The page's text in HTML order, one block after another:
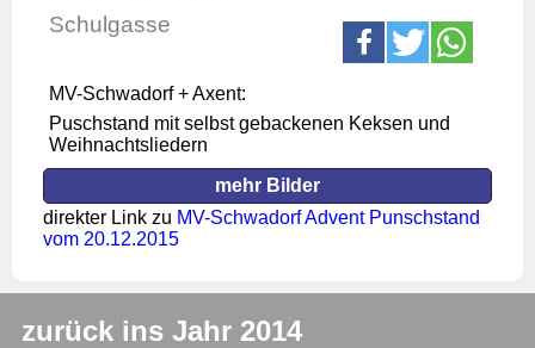
Schulgasse
MV-Schwadorf + Axent:
Puschstand mit selbst gebackenen Keksen und
Weihnachtsliedern
mehr Bilder
direkter Link zu MV-Schwadorf Advent Punschstand
vom 20.12.2015
zurück ins Jahr 2014